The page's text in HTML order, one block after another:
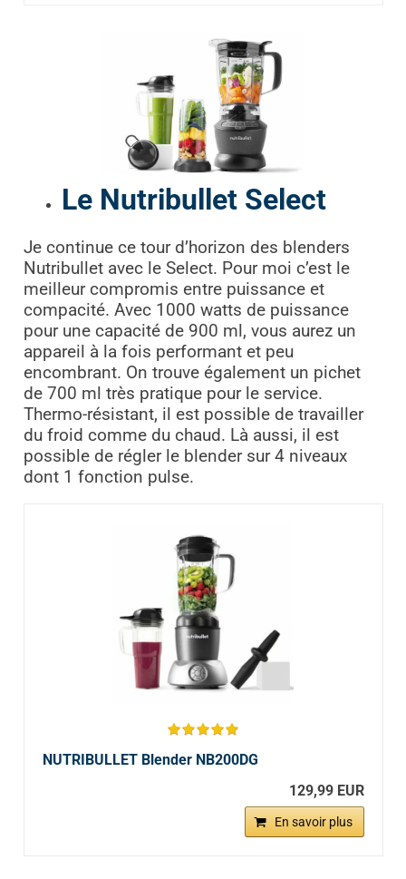
Le Nutribullet Select
Je continue ce tour d’horizon des blenders
Nutribullet avec le Select. Pour moi c’est le
meilleur compromis entre puissance et
compacité. Avec 1000 watts de puissance
pour une capacité de 900 ml, vous aurez un
appareil à la fois performant et peu
encombrant. On trouve également un pichet
de 700 ml très pratique pour le service.
Thermo-résistant, il est possible de travailler
du froid comme du chaud. Là aussi, il est
possible de régler le blender sur 4 niveaux
dont 1 fonction pulse.
NUTRIBULLET Blender NB200DG
129,99 EUR
En savoir plus